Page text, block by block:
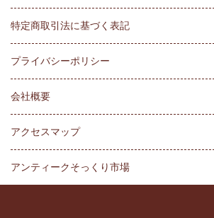
特定商取引法に基づく表記
プライバシーポリシー
会社概要
アクセスマップ
アンティークそっくり市場